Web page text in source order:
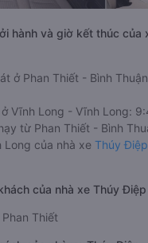
hành và giờ kết thúc của
ở Phan Thiết - Bình
ở Vĩnh Long - Vĩnh Long:
từ Phan Thiết - Bình
Long của nhà xe Thúy Điệp
của nhà xe Thúy Điệp
Thiết